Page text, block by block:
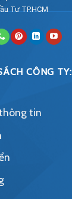
Tư TP.HCM
CÔNG TY:
tin